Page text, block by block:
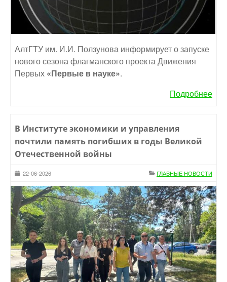
АлтГТУ им. И.И. Ползунова информирует о запуске
нового сезона флагманского проекта Движения
Первых «Первые в науке».
Подробнее
В Институте экономики и управления
почтили память погибших в годы Великой
Отечественной войны
22-06-2026 ГЛАВНЫЕ НОВОСТИ